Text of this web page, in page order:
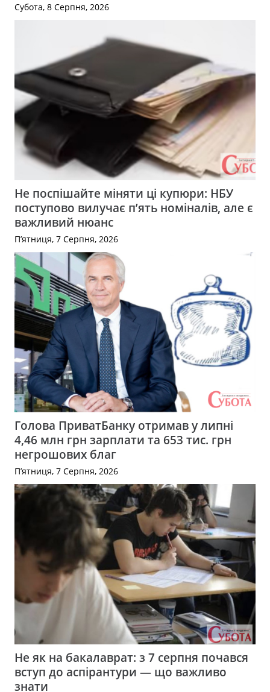
Субота, 8 Серпня, 2026
Не поспішайте міняти ці купюри: НБУ
поступово вилучає п’ять номіналів, але є
важливий нюанс
П’ятниця, 7 Серпня, 2026
Голова ПриватБанку отримав у липні
4,46 млн грн зарплати та 653 тис. грн
негрошових благ
П’ятниця, 7 Серпня, 2026
Не як на бакалаврат: з 7 серпня почався
вступ до аспірантури — що важливо
знати